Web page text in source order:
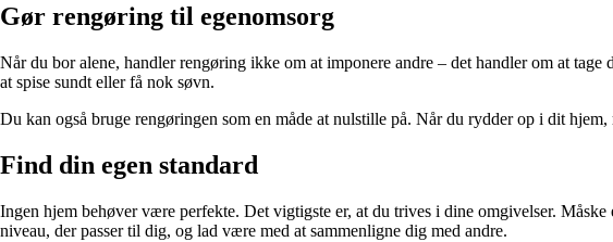
Gør rengøring til egenomsorg
Når du bor alene, handler rengøring ikke om at imponere andre – det handler om at
at spise sundt eller få nok søvn.
Du kan også bruge rengøringen som en måde at nulstille på. Når du rydder op i dit
Find din egen standard
Ingen hjem behøver være perfekte. Det vigtigste er, at du trives i dine omgivelser.
niveau, der passer til dig, og lad være med at sammenligne dig med andre.